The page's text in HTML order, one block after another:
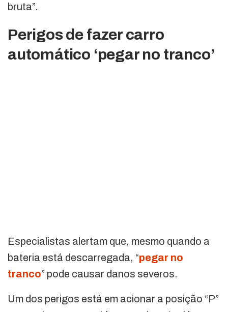
bruta”.
Perigos de fazer carro
automático ‘pegar no tranco’
Especialistas alertam que, mesmo quando a
bateria está descarregada, “pegar no
tranco” pode causar danos severos.
Um dos perigos está em acionar a posição “P”